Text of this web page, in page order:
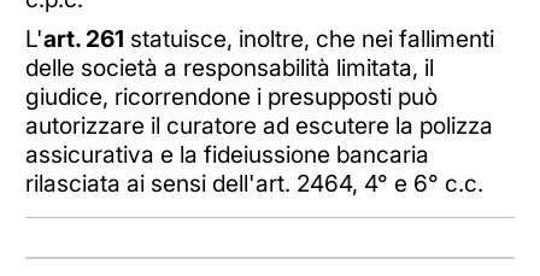
L'art. 261 statuisce, inoltre, che nei fallimenti
delle società a responsabilità limitata, il
giudice, ricorrendone i presupposti può
autorizzare il curatore ad escutere la polizza
assicurativa e la fideiussione bancaria
rilasciata ai sensi dell'art. 2464, 4° e 6° c.c.